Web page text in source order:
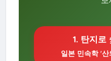
1. 탄지로
일본 민속학 '